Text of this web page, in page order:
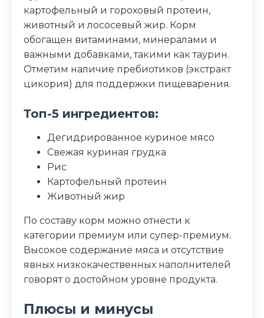
Жир (%)
Клетчатка (%) 1
Зола (%) 7.5
Влага (%)
Калорийность (ккал/100г) 427
картофельный и гороховый протеин,
животный и лососевый жир. Корм
обогащен витаминами, минералами и
важными добавками, такими как таурин.
Отметим наличие пребиотиков (экстракт
цикория) для поддержки пищеварения.
Топ-5 ингредиентов:
Дегидрированное куриное мясо
Свежая куриная грудка
Рис
Картофельный протеин
Животный жир
По составу корм можно отнести к
категории премиум или супер-премиум.
Высокое содержание мяса и отсутствие
явных низкокачественных наполнителей
говорят о достойном уровне продукта.
Плюсы и минусы